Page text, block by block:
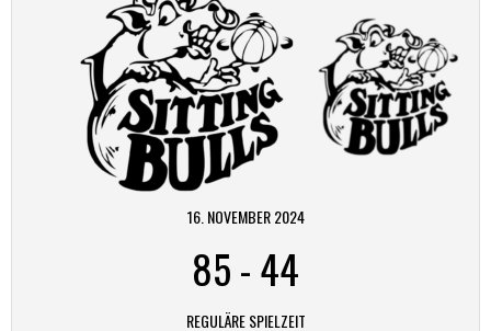
16. NOVEMBER 2024
85-44
REGULÄRE SPIELZEIT